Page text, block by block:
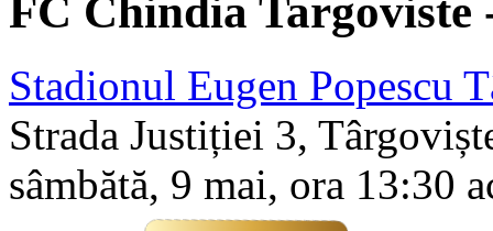
FC Chindia
Stadionul Eugen Popescu
Strada Justiției 3,
sâmbătă, 9 mai, ora 13:30